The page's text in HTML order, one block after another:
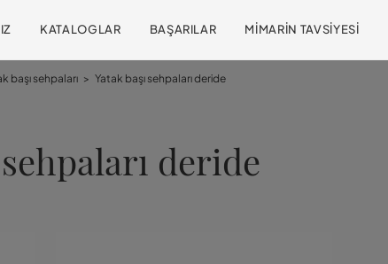
KATALOGLAR BAŞARILAR MIMARIN TAVSIYESI
başı sehpaları > Yatak başı sehpaları deride
deride